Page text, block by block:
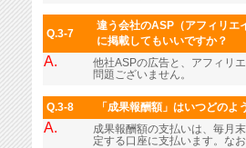
Q.3-7
違う会社のASP（アフィリエ
に掲載してもいいですか？
A.
他社ASPの広告と、アフィリ
問題ございません。
Q.3-8 「成果報酬額」はいつどの
A.
成果報酬額の支払いは、毎月
定する口座に支払います。な